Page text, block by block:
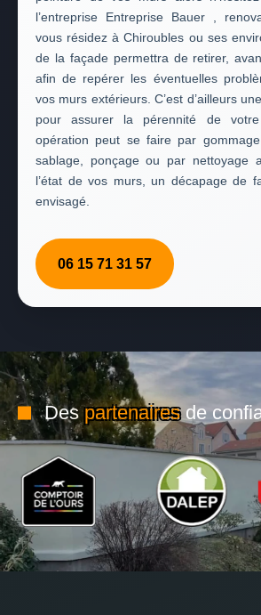
l’entreprise Entreprise Bauer ,
vous résidez à Chiroubles ou ses
de la façade permettra de retirer,
afin de repérer les éventuelles
vos murs extérieurs. C’est d’ailleurs
pour assurer la pérennité de
opération peut se faire par
sablage, ponçage ou par nettoyage
l’état de vos murs, un décapage de
envisagé.
06 15 71 31 57
Despartenairesde